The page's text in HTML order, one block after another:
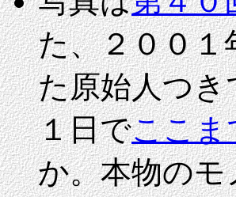
た、２００
た原始人つ
１日でここま
か。本物の